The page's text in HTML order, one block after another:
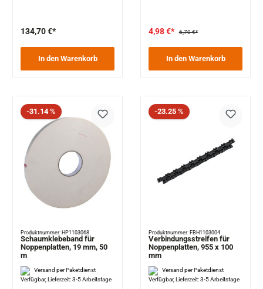
134,70 €*
In den Warenkorb
4,98 €* 6,70 €*
In den Warenkorb
Rabatt
-31.14 %
Produktnummer: HP1103068
Schaumklebeband für
Noppenplatten, 19 mm, 50
m
Versand per Paketdienst
Verfügbar, Lieferzeit: 3-5 Arbeitstage
Rabatt
-23.25 %
Produktnummer: FBH1103004
Verbindungsstreifen für
Noppenplatten, 955 x 100
mm
Versand per Paketdienst
Verfügbar, Lieferzeit: 3-5 Arbeitstage